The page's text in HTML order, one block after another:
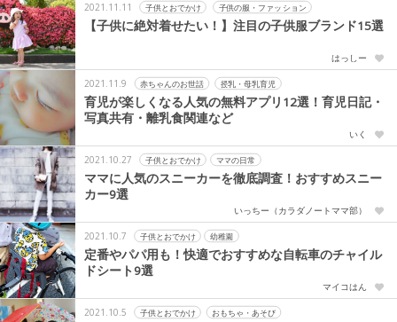
2021.11.11 子供とおでかけ 子供の服・ファッション
【子供に絶対着せたい！】注目の子供服ブランド15選
はっしー
2021.11.9 赤ちゃんのお世話 授乳・母乳育児
育児が楽しくなる人気の無料アプリ12選！育児日記・
写真共有・離乳食関連など
いく
2021.10.27 子供とおでかけ ママの日常
ママに人気のスニーカーを徹底調査！おすすめスニー
カー9選
いっちー（カラダノートママ部）
2021.10.7 子供とおでかけ 幼稚園
定番やパパ用も！快適でおすすめな自転車のチャイル
ドシート9選
マイコはん
2021.10.5 子供とおでかけ おもちゃ・あそび